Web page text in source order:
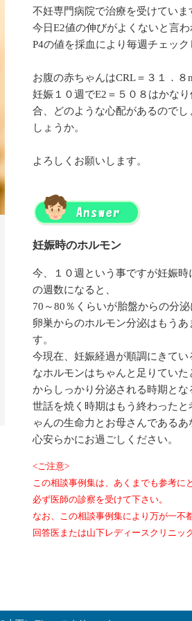
不妊専門病院で治療を受けていま
今日E2値の伸びがよくないと言
P4の値を採血により毎週チェック
お腹の赤ちゃんはCRL＝３１．８
妊娠１０週でE2＝５０８はかな
合、どのような心配があるので
しょうか。
よろしくお願いします。
妊娠時のホルモン
今、１０週という事ですが妊娠
の週数になると、
70～80％くらいが胎盤からの分
卵巣からのホルモン分泌はもう
す。
今現在、妊娠経過が順調にきて
なホルモンはちゃんと足りてい
からしっかり分泌される時期と
世話を焼く時期はもう終わった
ゃんの生命力とお母さんである
心安らかにお過ごしください。
<ご注意>
この相談事例集は、あくまでも参考に
必ず医師の診察を受けて下さい。
なお、この相談事例集により万が一不
回答医または山下レディースクリニッ